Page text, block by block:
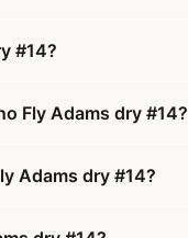
#14?
Fly Adams dry #14?
Adams dry #14?